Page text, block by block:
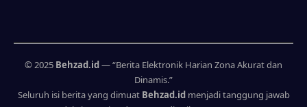
© 2025 Behzad.id— “Berita Elektronik Harian Zona Akurat dan
Dinamis.”
Seluruh isi berita yang dimuat Behzad.idmenjadi tanggung jawab